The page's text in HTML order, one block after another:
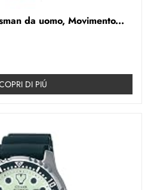
da uomo, Movimento...
DI PIÚ